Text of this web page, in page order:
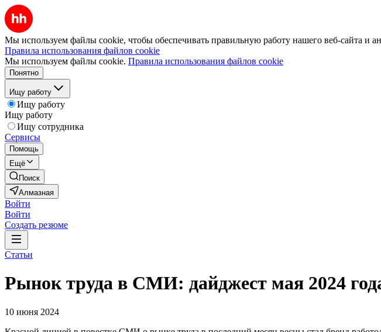
Мы используем файлы cookie, чтобы обеспечивать правильную работу нашего веб-сайта и
Правила использования файлов cookie
Мы используем файлы cookie. Правила использования файлов cookie
Понятно
Ищу работу
Ищу работу
Ищу работу
Ищу сотрудника
Сервисы
Помощь
Ещё
Поиск
Алмазная
Войти
Войти
Создать резюме
Статьи
Рынок труда в СМИ: дайджест мая 2024
10 июня 2024